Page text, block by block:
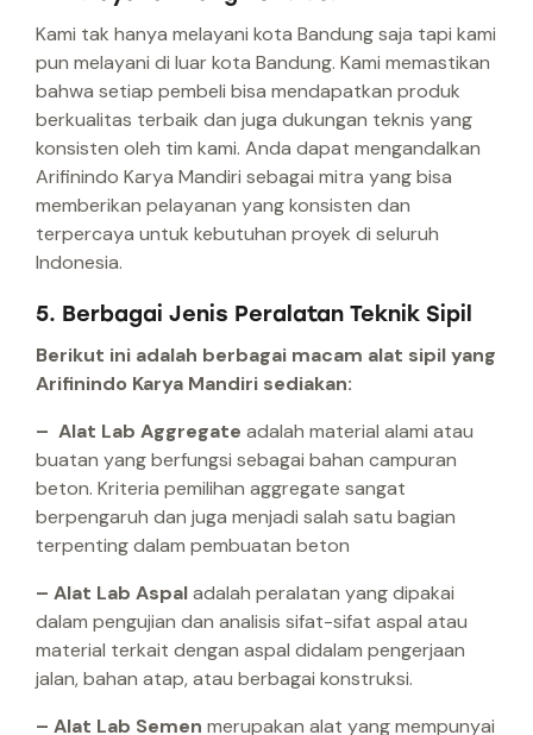
Kami tak hanya melayani kota Bandung saja tapi kami
pun melayani di luar kota Bandung. Kami memastikan
bahwa setiap pembeli bisa mendapatkan produk
berkualitas terbaik dan juga dukungan teknis yang
konsisten oleh tim kami. Anda dapat mengandalkan
Arifinindo Karya Mandiri sebagai mitra yang bisa
memberikan pelayanan yang konsisten dan
terpercaya untuk kebutuhan proyek di seluruh
Indonesia.
5. Berbagai Jenis Peralatan Teknik Sipil
Berikut ini adalah berbagai macam alat sipil yang
Arifinindo Karya Mandiri sediakan:
– Alat Lab Aggregate adalah material alami atau
buatan yang berfungsi sebagai bahan campuran
beton. Kriteria pemilihan aggregate sangat
berpengaruh dan juga menjadi salah satu bagian
terpenting dalam pembuatan beton
– Alat Lab Aspaladalah peralatan yang dipakai
dalam pengujian dan analisis sifat-sifat aspal atau
material terkait dengan aspal didalam pengerjaan
jalan, bahan atap, atau berbagai konstruksi.
– Alat Lab Semen merupakan alat yang mempunyai